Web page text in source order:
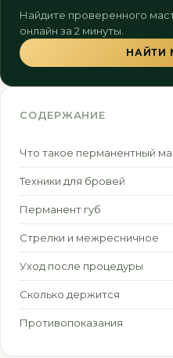
Найдите проверенного
онлайн за 2 минуты.
НАЙТИ
СОДЕРЖАНИЕ
Что такое перманентный
Техники для бровей
Перманент губ
Стрелки и межресничное
Уход после процедуры
Сколько держится
Противопоказания